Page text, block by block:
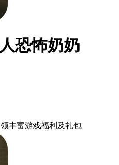
恐怖奶奶
领丰富游戏福利 及礼包